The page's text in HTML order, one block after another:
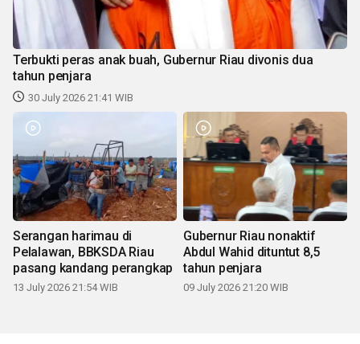
Terbukti peras anak buah, Gubernur Riau divonis dua
tahun penjara
30 July 2026 21:41 WIB
Serangan harimau di
Pelalawan, BBKSDA Riau
pasang kandang perangkap
13 July 2026 21:54 WIB
Gubernur Riau nonaktif
Abdul Wahid dituntut 8,5
tahun penjara
09 July 2026 21:20 WIB